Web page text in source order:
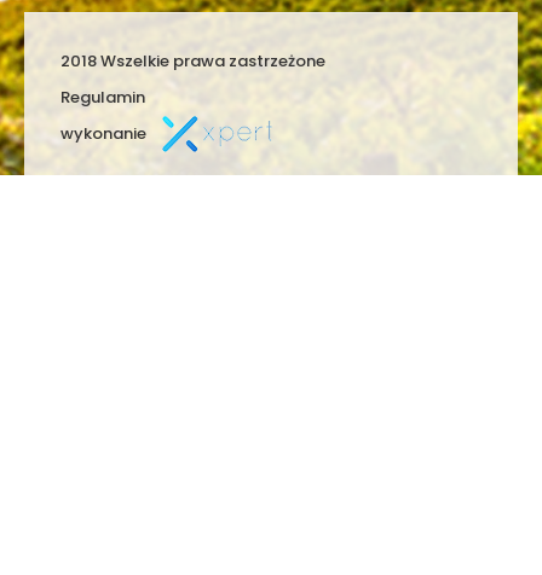
2018 Wszelkie prawa zastrzeżone
Regulamin
wykonanie